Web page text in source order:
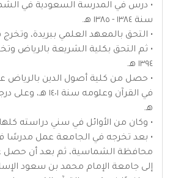
• درس في المدرسة السعودية في
سنة ١٣٨٤ - ١٣٨٥ هـ.
• التحق بالمعهد العلمي ببريدة، وتخرج فيه سنة
١٣٩٤ هـ.
• حصل من كلية أصول الدين بالرياض
هـ.
• وكان من الأوائل في سني دراسته
• بعد تخرجه في الجامعة عمل مدرسًا
محافظة الشماسية، ثم بعد أن حصل
إلى جامعة الإمام محمد بن سعود